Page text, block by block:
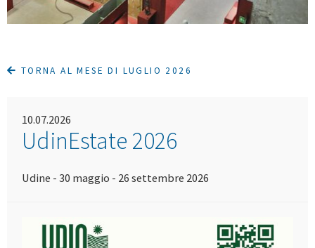
TORNA AL MESE DI LUGLIO 2026
10.07.2026
UdinEstate 2026
Udine - 30 maggio - 26 settembre 2026